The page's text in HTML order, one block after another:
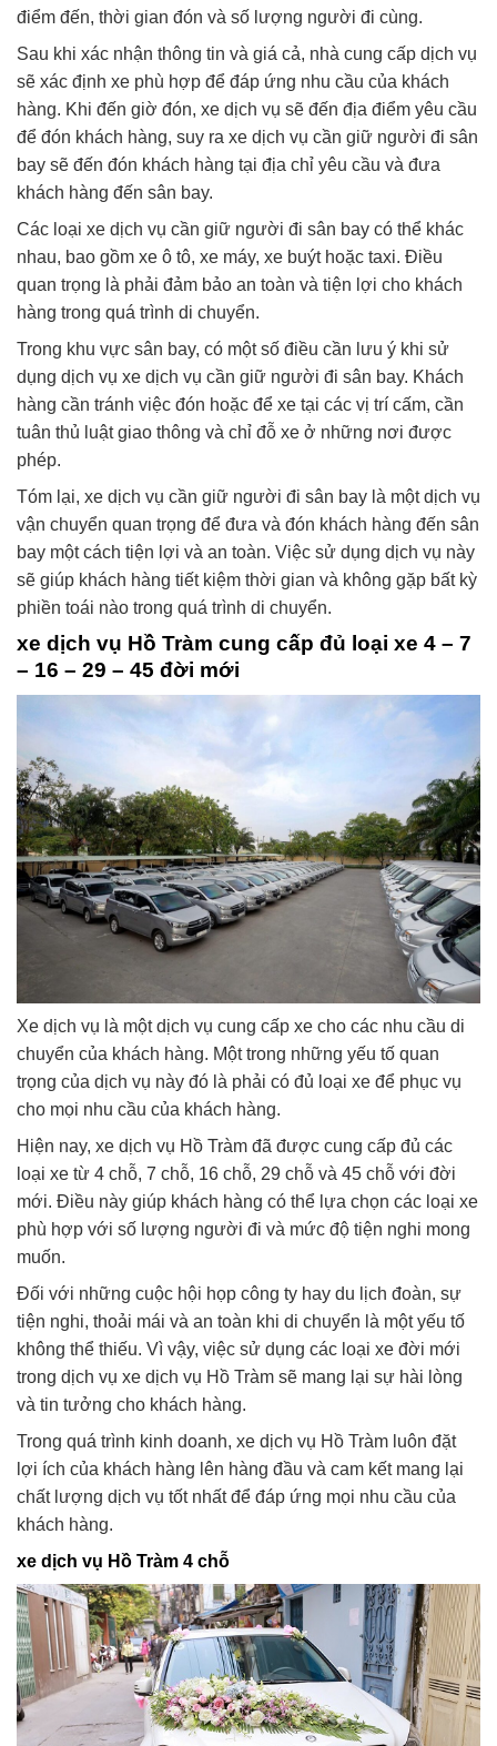
điểm đến, thời gian đón và số lượng người đi cùng.
Sau khi xác nhận thông tin và giá cả, nhà cung cấp dịch vụ
sẽ xác định xe phù hợp để đáp ứng nhu cầu của khách
hàng. Khi đến giờ đón, xe dịch vụ sẽ đến địa điểm yêu cầu
để đón khách hàng, suy ra xe dịch vụ cần giữ người đi sân
bay sẽ đến đón khách hàng tại địa chỉ yêu cầu và đưa
khách hàng đến sân bay.
Các loại xe dịch vụ cần giữ người đi sân bay có thể khác
nhau, bao gồm xe ô tô, xe máy, xe buýt hoặc taxi. Điều
quan trọng là phải đảm bảo an toàn và tiện lợi cho khách
hàng trong quá trình di chuyển.
Trong khu vực sân bay, có một số điều cần lưu ý khi sử
dụng dịch vụ xe dịch vụ cần giữ người đi sân bay. Khách
hàng cần tránh việc đón hoặc để xe tại các vị trí cấm, cần
tuân thủ luật giao thông và chỉ đỗ xe ở những nơi được
phép.
Tóm lại, xe dịch vụ cần giữ người đi sân bay là một dịch vụ
vận chuyển quan trọng để đưa và đón khách hàng đến sân
bay một cách tiện lợi và an toàn. Việc sử dụng dịch vụ này
sẽ giúp khách hàng tiết kiệm thời gian và không gặp bất kỳ
phiền toái nào trong quá trình di chuyển.
xe dịch vụ Hồ Tràm cung cấp đủ loại xe 4 – 7
– 16 – 29 – 45 đời mới
Xe dịch vụ là một dịch vụ cung cấp xe cho các nhu cầu di
chuyển của khách hàng. Một trong những yếu tố quan
trọng của dịch vụ này đó là phải có đủ loại xe để phục vụ
cho mọi nhu cầu của khách hàng.
Hiện nay, xe dịch vụ Hồ Tràm đã được cung cấp đủ các
loại xe từ 4 chỗ, 7 chỗ, 16 chỗ, 29 chỗ và 45 chỗ với đời
mới. Điều này giúp khách hàng có thể lựa chọn các loại xe
phù hợp với số lượng người đi và mức độ tiện nghi mong
muốn.
Đối với những cuộc hội họp công ty hay du lịch đoàn, sự
tiện nghi, thoải mái và an toàn khi di chuyển là một yếu tố
không thể thiếu. Vì vậy, việc sử dụng các loại xe đời mới
trong dịch vụ xe dịch vụ Hồ Tràm sẽ mang lại sự hài lòng
và tin tưởng cho khách hàng.
Trong quá trình kinh doanh, xe dịch vụ Hồ Tràm luôn đặt
lợi ích của khách hàng lên hàng đầu và cam kết mang lại
chất lượng dịch vụ tốt nhất để đáp ứng mọi nhu cầu của
khách hàng.
xe dịch vụ Hồ Tràm 4 chỗ